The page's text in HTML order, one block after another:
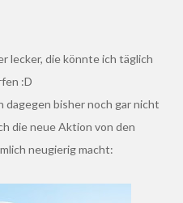
:D
dagegen bisher noch gar nicht
die neue Aktion von den
neugierig macht: